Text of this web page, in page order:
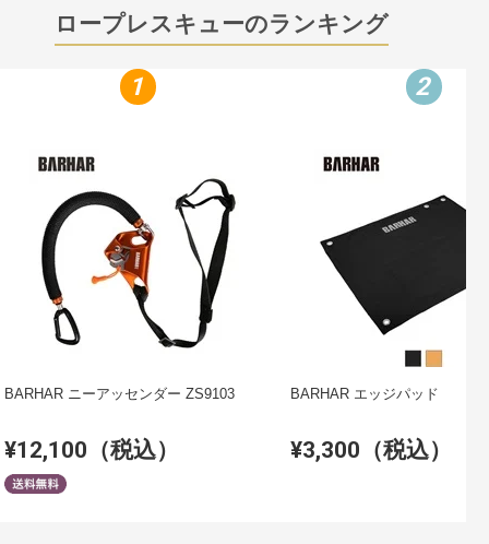
ロープレスキューのランキング
1
BARHAR ニーアッセンダー ZS9103
¥12,100（税込）
2
BARHAR エッジパッド
¥3,300（税込）